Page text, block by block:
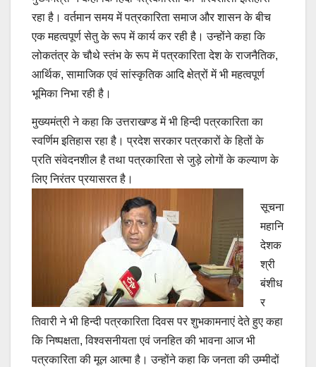
रहा है। वर्तमान समय में पत्रकारिता समाज और शासन के बीच
एक महत्वपूर्ण सेतु के रूप में कार्य कर रही है। उन्होंने कहा कि
लोकतंत्र के चौथे स्तंभ के रूप में पत्रकारिता देश के राजनैतिक,
आर्थिक, सामाजिक एवं सांस्कृतिक आदि क्षेत्रों में भी महत्वपूर्ण
भूमिका निभा रही है।
मुख्यमंत्री ने कहा कि उत्तराखण्ड में भी हिन्दी पत्रकारिता का
स्वर्णिम इतिहास रहा है। प्रदेश सरकार पत्रकारों के हितों के
प्रति संवेदनशील है तथा पत्रकारिता से जुड़े लोगों के कल्याण के
लिए निरंतर प्रयासरत है।
सूचना
महानि
देशक
श्री
बंशीध
र
तिवारी ने भी हिन्दी पत्रकारिता दिवस पर शुभकामनाएं देते हुए कहा
कि निष्पक्षता, विश्वसनीयता एवं जनहित की भावना आज भी
पत्रकारिता की मूल आत्मा है। उन्होंने कहा कि जनता की उम्मीदों